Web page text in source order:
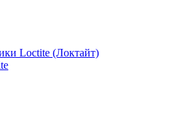
Loctite (Локтайт)